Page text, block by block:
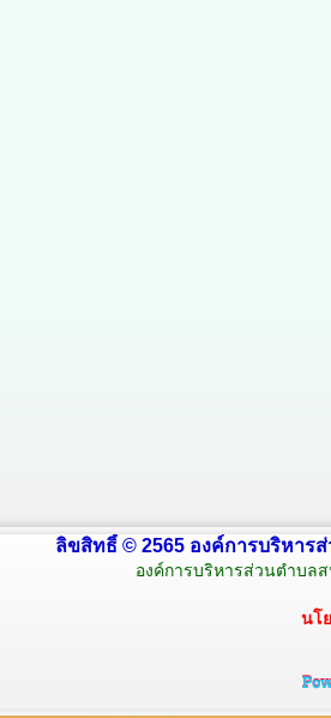
ลิขสิทธิ์ © 2565 องค์การบริหาร
องค์การบริหารส่วนตำบล
นโ